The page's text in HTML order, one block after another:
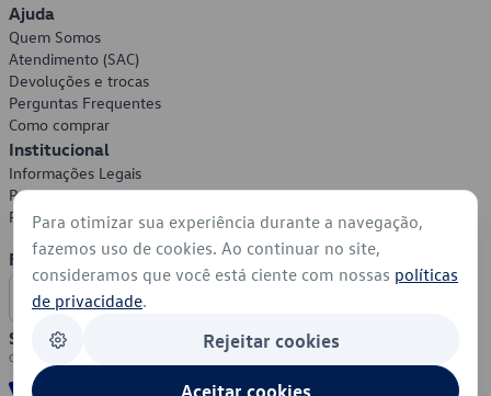
Ajuda
Quem Somos
Atendimento (SAC)
Devoluções e trocas
Perguntas Frequentes
Como comprar
Institucional
Informações Legais
Política de Privacidade
Política de Cookies
Formas de Pagamento
Segurança
Para otimizar sua experiência durante a navegação,
fazemos uso de cookies. Ao continuar no site,
consideramos que você está ciente com nossas políticas
de privacidade.
Rejeitar cookies
Aceitar cookies